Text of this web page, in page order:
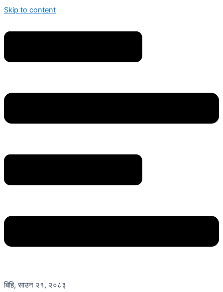
Skip to content
बिहि, साउन २१, २०८३